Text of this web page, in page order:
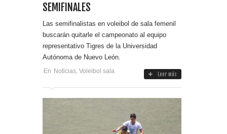
SEMIFINALES
Las semifinalistas en voleibol de sala femenil
buscarán quitarle el campeonato al equipo
representativo Tigres de la Universidad
Autónoma de Nuevo León.
En Noticias Voleibol sala Leer más